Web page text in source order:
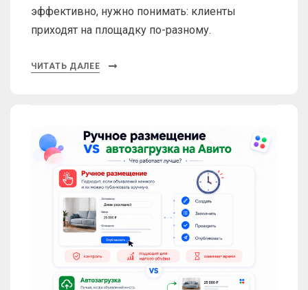
эффективно, нужно понимать: клиенты
приходят на площадку по-разному.
ЧИТАТЬ ДАЛЕЕ